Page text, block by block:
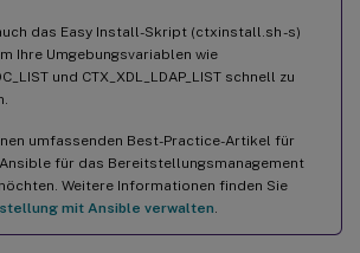
das Easy Install-Skript (ctxinstall.sh -s)
Ihre Umgebungsvariablen wie
und CTX_XDL_LDAP_LIST schnell zu
umfassenden Best-Practice-Artikel für
für das Bereitstellungsmanagement
Weitere Informationen finden Sie
mit Ansible verwalten